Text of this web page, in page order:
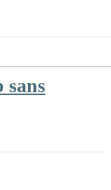
sans